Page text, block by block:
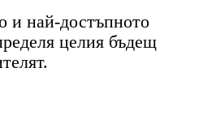
и най-достъпното
целия бъдещ